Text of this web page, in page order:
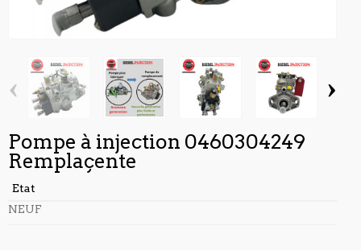
‹ ›
Pompe à injection 0460304249
Remplaçente
Etat
NEUF